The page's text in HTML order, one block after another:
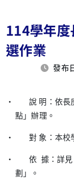
114學年
選作業
發布
· 說 明：依長
點」辦理。
· 對 象：本校
· 依 據：詳
劃」。